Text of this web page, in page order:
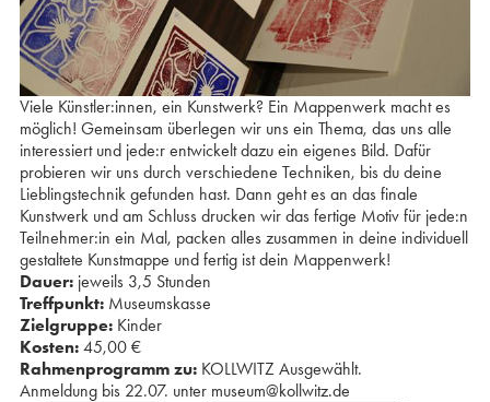
Viele Künstler:innen, ein Kunstwerk? Ein Mappenwerk macht es
möglich! Gemeinsam überlegen wir uns ein Thema, das uns alle
interessiert und jede:r entwickelt dazu ein eigenes Bild. Dafür
probieren wir uns durch verschiedene Techniken, bis du deine
Lieblingstechnik gefunden hast. Dann geht es an das finale
Kunstwerk und am Schluss drucken wir das fertige Motiv für jede:n
Teilnehmer:in ein Mal, packen alles zusammen in deine individuell
gestaltete Kunstmappe und fertig ist dein Mappenwerk!
Dauer:jeweils 3,5 Stunden
Treffpunkt:Museumskasse
Zielgruppe:Kinder
Kosten:45,00 €
Rahmenprogramm zu:KOLLWITZ Ausgewählt.
Anmeldung bis 22.07. unter museum@kollwitz.de